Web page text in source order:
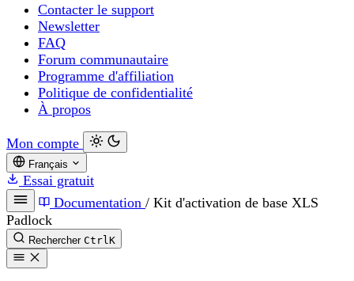
Contacter le support
Newsletter
FAQ
Forum communautaire
Programme d'affiliation
Politique de confidentialité
À propos
Mon compte
Français
Essai gratuit
Documentation / Kit d'activation de base XLS
Padlock
Rechercher CtrlK